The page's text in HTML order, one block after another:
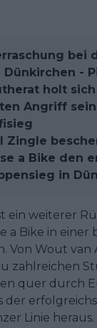
bei
Dünkirchen -
holt
Angriff
Zingle
a Bike den
in
ein weiterer
a Bike in einer
Von Wout
zahlreichen
quer durch
der
Linie heraus.